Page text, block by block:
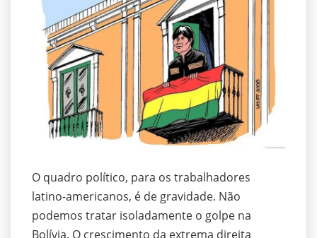
O quadro político, para os trabalhadores
latino-americanos, é de gravidade. Não
podemos tratar isoladamente o golpe na
Bolívia. O crescimento da extrema direita